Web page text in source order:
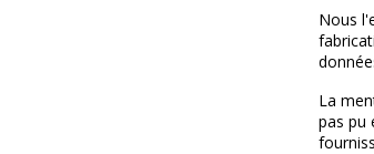
Nous
La
pas pu